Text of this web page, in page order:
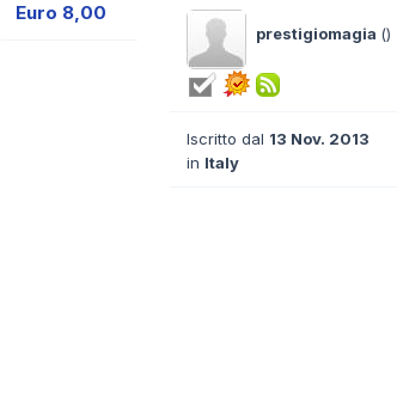
Euro 8,00
prestigiomagia ()
Iscritto dal 13 Nov. 2013
in Italy